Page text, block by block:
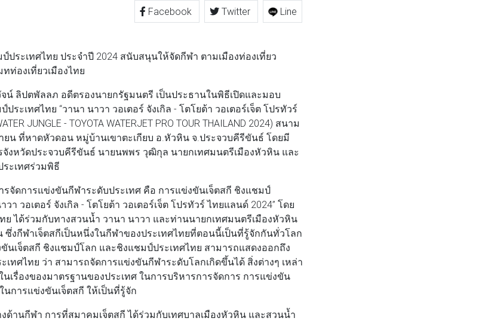
Facebook Twitter
Line
ประเทศไทย ประจำปี 2024 สนับสนุนให้จัดกีฬา ตามเมืองท่องเที่ยว
ท่องเที่ยวเมืองไทย
จน์ ลิปตพัลลภ อดีตรองนายกรัฐมนตรี เป็นประธานในพิธีเปิดและมอบ
ระเทศไทย “วานา นาวา วอเตอร์ จังเกิล - โตโยต้า วอเตอร์เจ็ต โปรทัวร์
JUNGLE - TOYOTA WATERJET PRO TOUR THAILAND 2024) สนาม
ยน ที่หาดหัวดอน หมู่บ้านเขาตะเกียบ อ.หัวหิน จ.ประจวบคีรีขันธ์ โดยมี
งหวัดประจวบคีรีขันธ์ นายนพพร วุฒิกุล นายกเทศมนตรีเมืองหัวหิน และ
ระเทศร่วมพิธี
จัดการแข่งขันกีฬาระดับประเทศ คือ การแข่งขันเจ็ตสกี ชิงแชมป์
า วอเตอร์ จังเกิล - โตโยต้า วอเตอร์เจ็ต โปรทัวร์ ไทยแลนด์ 2024” โดย
ย ได้ร่วมกับทางสวนน้ำ วานา นาวา และท่านนายกเทศมนตรีเมืองหัวหิน
งกีฬาเจ็ตสกีเป็นหนึ่งในกีฬาของประเทศไทยที่ตอนนี้เป็นที่รู้จักกันทั่วโลก
นเจ็ตสกี ชิงแชมป์โลก และชิงแชมป์ประเทศไทย สามารถแสดงออกถึง
ทศไทย ว่า สามารถจัดการแข่งขันกีฬาระดับโลกเกิดขึ้นได้ สิ่งต่างๆ เหล่า
นเรื่องของมาตรฐานของประเทศ ในการบริหารการจัดการ การแข่งขัน
นการแข่งขันเจ็ตสกี ให้เป็นที่รู้จัก
ด้านกีฬา การที่สมาคมเจ็ตสกี ได้ร่วมกับเทศบาลเมืองหัวหิน และสวนน้ำ